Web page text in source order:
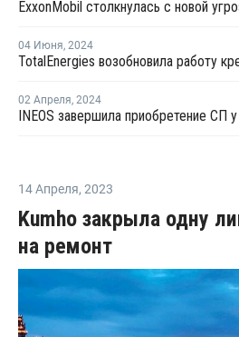
04 Июня, 2024
02 Апреля, 2024
14 Апреля, 2023
Kumho закрыла одну
на ремонт